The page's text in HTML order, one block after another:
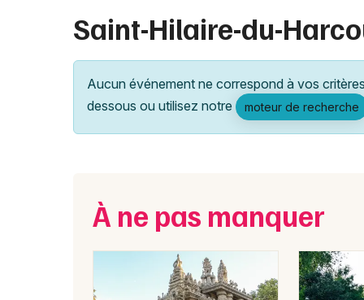
Saint-Hilaire-du-
Aucun événement ne correspond à vos
dessous ou utilisez notre
moteur de recherche
À ne pas manquer